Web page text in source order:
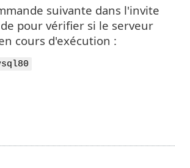
suivante dans l'invite
pour vérifier si le serveur
cours d'exécution :